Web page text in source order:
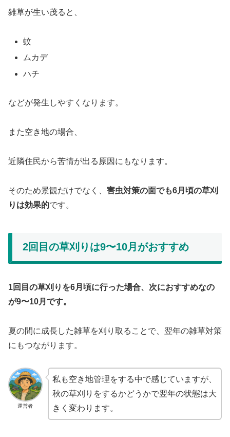
雑草が生い茂ると、
蚊
ムカデ
ハチ
などが発生しやすくなります。
また空き地の場合、
近隣住民から苦情が出る原因にもなります。
そのため景観だけでなく、 害虫対策の面でも6月頃の草刈
りは効果的です。
2回目の草刈りは9〜10月がおすすめ
1回目の草刈りを6月頃に行った場合、次におすすめなの
が9〜10月です。
夏の間に成長した雑草を刈り取ることで、翌年の雑草対策
にもつながります。
運営者
私も空き地管理をする中で感じていますが、
秋の草刈りをするかどうかで翌年の状態は大
きく変わります。